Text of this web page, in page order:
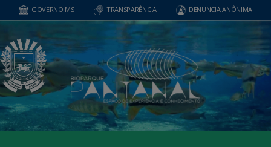
GOVERNO MS TRANSPARÊNCIA DENUNCIA ANÔNIMA